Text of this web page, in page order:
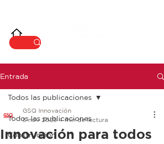
Entrada
Todos las publicaciones
Construcción
Todos las publicaciones
Innovación para todos
GSQ Innovación
5 nov 2025 4 min de lectura